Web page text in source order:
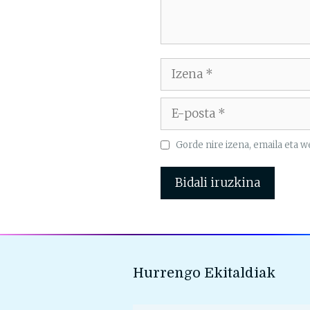
Izena
E-
posta
Gorde nire izena, emaila eta
Hurrengo Ekitaldiak